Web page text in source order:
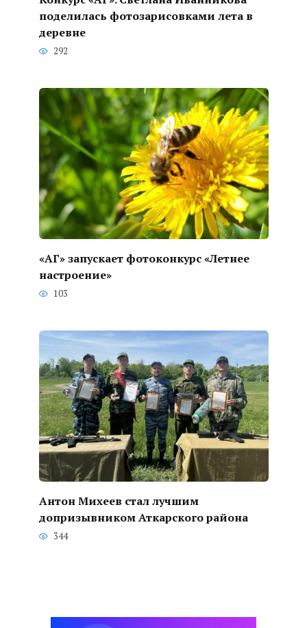
поделилась фотозарисовками лета в
деревне
292
«АГ» запускает фотоконкурс «Летнее
настроение»
103
Антон Михеев стал лучшим
допризывником Аткарского района
344